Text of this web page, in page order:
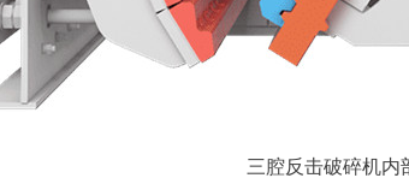
三腔反击破碎机内